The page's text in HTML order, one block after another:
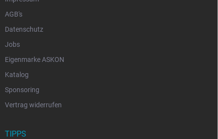
AGB's
Datenschutz
Jobs
Eigenmarke ASKON
Katalog
Sponsoring
Vertrag widerrufen
TIPPS